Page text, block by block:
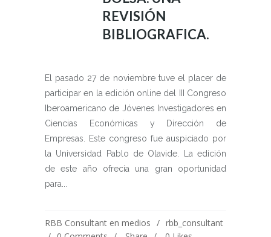
REVISIÓN
BIBLIOGRAFICA.
El pasado 27 de noviembre tuve el placer de
participar en la edición online del III Congreso
Iberoamericano de Jóvenes Investigadores en
Ciencias Económicas y Dirección de
Empresas. Este congreso fue auspiciado por
la Universidad Pablo de Olavide. La edición
de este año ofrecía una gran oportunidad
para...
RBB Consultant en medios
rbb_consultant